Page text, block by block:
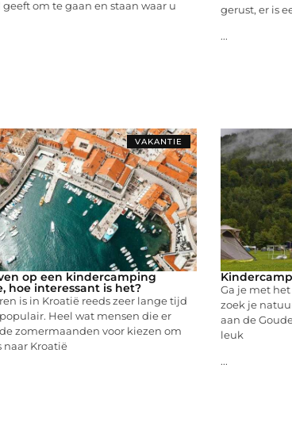
om te gaan en staan waar u
gerust, er is
...
VAKANTIE
op een kindercamping
hoe interessant is het?
is in Kroatië reeds zeer lange tijd
Heel wat mensen die er
zomermaanden voor kiezen om
naar Kroatië
Ga je met
zoek je
aan de
leuk
...